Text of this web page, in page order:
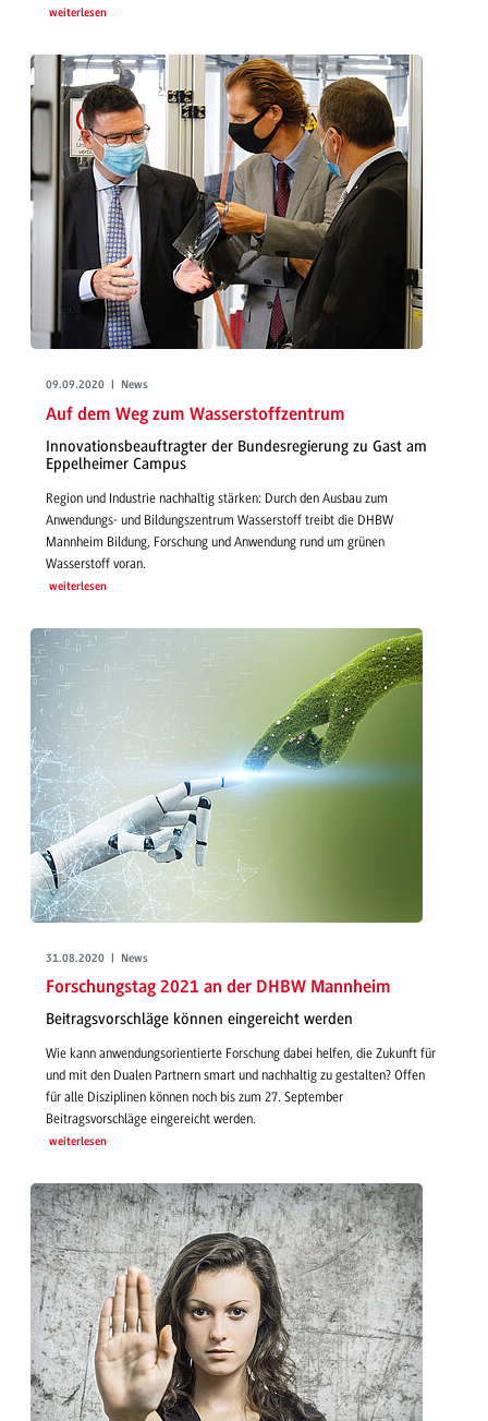
weiterlesen
09.09.2020 | News
Auf dem Weg zum Wasserstoffzentrum
Innovationsbeauftragter der Bundesregierung zu Gast am
Eppelheimer Campus
Region und Industrie nachhaltig stärken: Durch den Ausbau zum
Anwendungs- und Bildungszentrum Wasserstoff treibt die DHBW
Mannheim Bildung, Forschung und Anwendung rund um grünen
Wasserstoff voran.
weiterlesen
31.08.2020 | News
Forschungstag 2021 an der DHBW Mannheim
Beitragsvorschläge können eingereicht werden
Wie kann anwendungsorientierte Forschung dabei helfen, die Zukunft für
und mit den Dualen Partnern smart und nachhaltig zu gestalten? Offen
für alle Disziplinen können noch bis zum 27. September
Beitragsvorschläge eingereicht werden.
weiterlesen